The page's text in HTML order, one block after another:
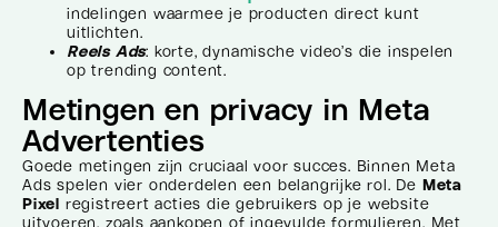
indelingen waarmee je producten direct kunt
uitlichten.
Reels Ads: korte, dynamische video’s die inspelen
op trending content.
Metingen en privacy in Meta
Advertenties
Goede metingen zijn cruciaal voor succes. Binnen Meta
Ads spelen vier onderdelen een belangrijke rol. De Meta
Pixel registreert acties die gebruikers op je website
uitvoeren, zoals aankopen of ingevulde formulieren. Met